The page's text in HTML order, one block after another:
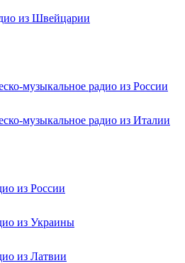
из Швейцарии
музыкальное радио из России
музыкальное радио из Италии
из России
из Украины
из Латвии